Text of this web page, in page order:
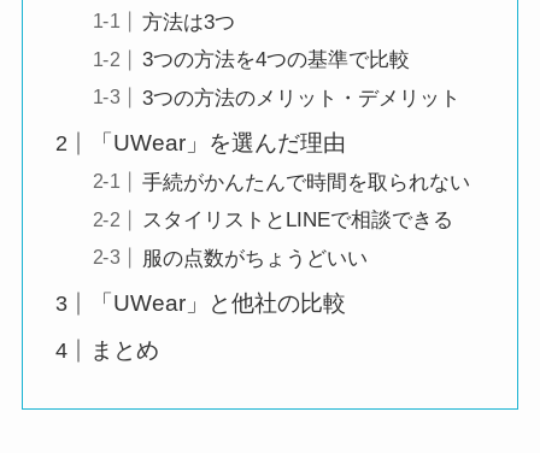
方法は3つ
3つの方法を4つの基準で比較
3つの方法のメリット・デメリット
「UWear」を選んだ理由
手続がかんたんで時間を取られない
スタイリストとLINEで相談できる
服の点数がちょうどいい
「UWear」と他社の比較
まとめ